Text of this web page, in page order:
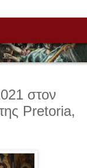
στον
Pretoria,